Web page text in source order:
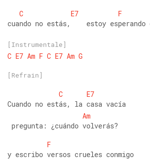
C
E7 F
cuando no estás,    estoy esperando
[Instrumentale]
C E7 Am F C E7 Am G
[Refrain]
C
E7
Cuando no estás, la casa vacía
Am
pregunta: ¿cuándo volverás?
F
y escribo versos crueles conmigo